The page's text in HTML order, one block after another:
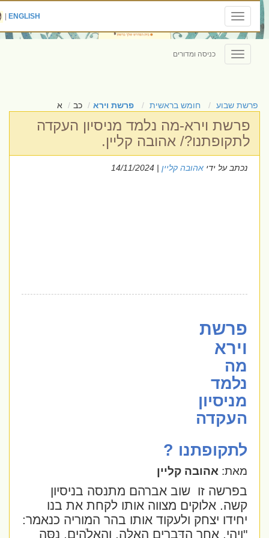
Toggle
navigation
ENGLISH
|
Toggle
navigation
כניסה ומדורים
פרשת שבוע חומש בראשית פרשת וירא כב א
פרשת וירא-מה נלמד מניסיון העקדה
לתקופתנו?/ אהובה קליין.
נכתב על ידיאהובה קליין| 14/11/2024
פרשת
וירא
מה
נלמד
מניסיון
העקדה
לתקופתנו ?
מאת:אהובה קליין
בפרשה זו שוב אברהם מתנסה בניסיון
קשה. אלוקים מצווה אותו לקחת את בנו
יחידו יצחק ולעקוד אותו בהר המוריה כנאמר:
"וַיְהִי, אַחַר הַדְּבָרִים הָאֵלֶּה, וְהָאֱלֹהִים, נִסָּה